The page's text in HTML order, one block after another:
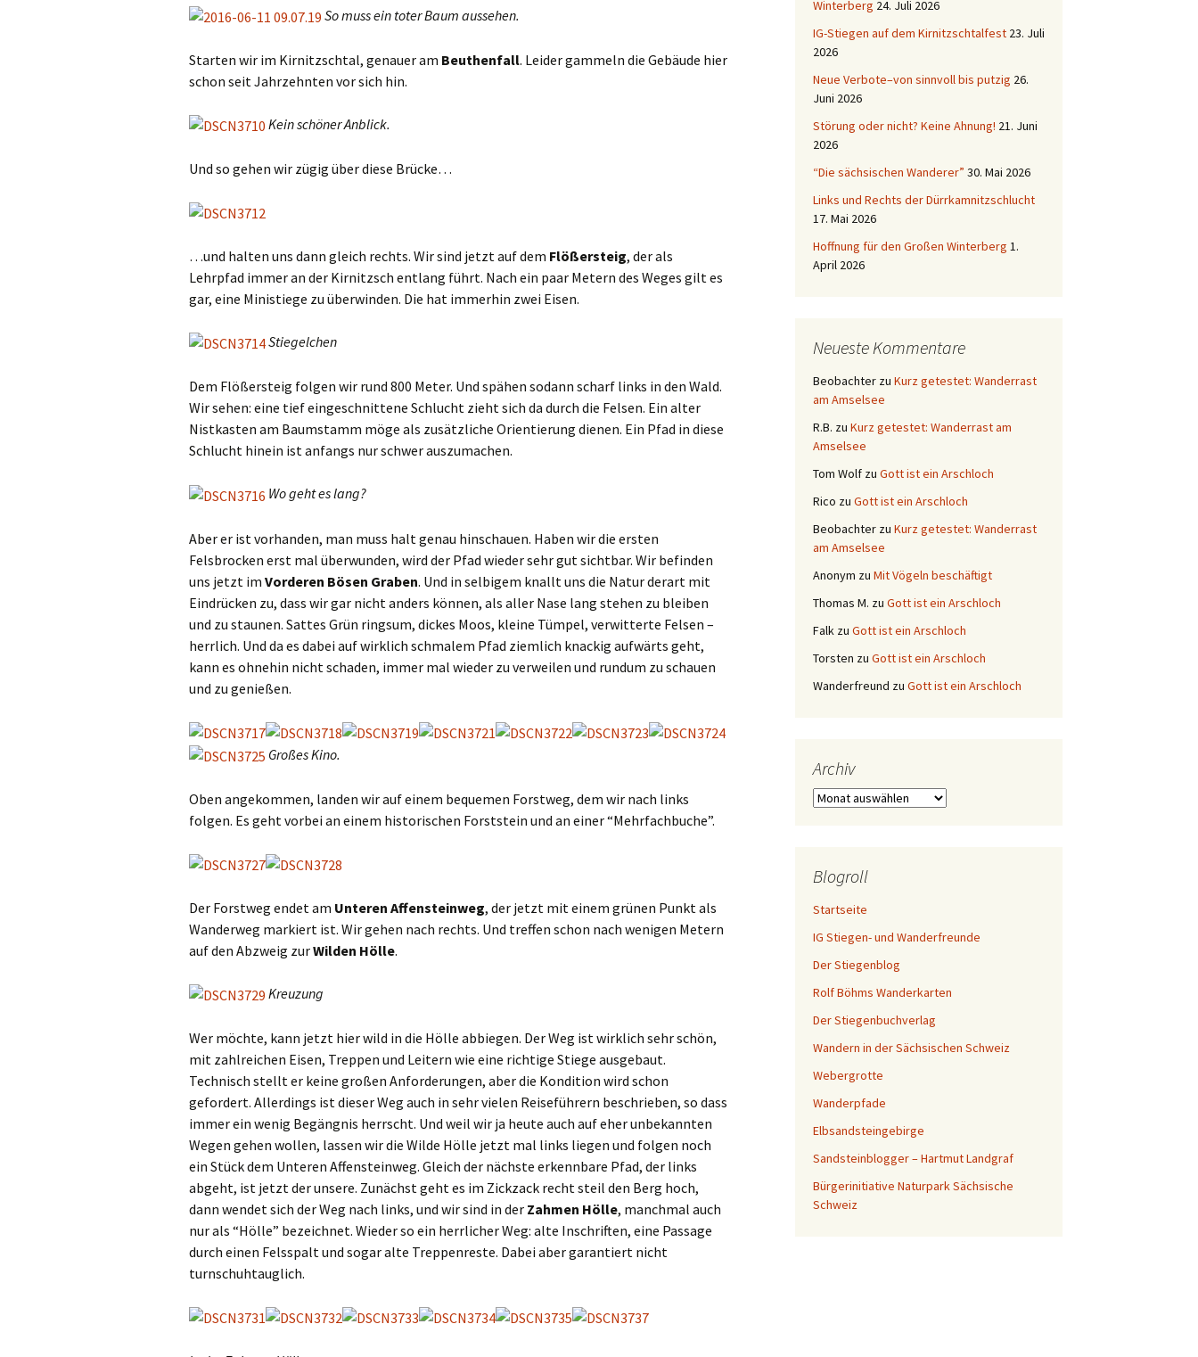
So muss ein toter Baum aussehen.
Starten wir im Kirnitzschtal, genauer am Beuthenfall. Leider gammeln die Gebäude hier
schon seit Jahrzehnten vor sich hin.
Kein schöner Anblick.
Und so gehen wir zügig über diese Brücke…
…und halten uns dann gleich rechts. Wir sind jetzt auf dem Flößersteig, der als
Lehrpfad immer an der Kirnitzsch entlang führt. Nach ein paar Metern des Weges gilt es
gar, eine Ministiege zu überwinden. Die hat immerhin zwei Eisen.
Stiegelchen
Dem Flößersteig folgen wir rund 800 Meter. Und spähen sodann scharf links in den Wald.
Wir sehen: eine tief eingeschnittene Schlucht zieht sich da durch die Felsen. Ein alter
Nistkasten am Baumstamm möge als zusätzliche Orientierung dienen. Ein Pfad in diese
Schlucht hinein ist anfangs nur schwer auszumachen.
Wo geht es lang?
Aber er ist vorhanden, man muss halt genau hinschauen. Haben wir die ersten
Felsbrocken erst mal überwunden, wird der Pfad wieder sehr gut sichtbar. Wir befinden
uns jetzt im Vorderen Bösen Graben. Und in selbigem knallt uns die Natur derart mit
Eindrücken zu, dass wir gar nicht anders können, als aller Nase lang stehen zu bleiben
und zu staunen. Sattes Grün ringsum, dickes Moos, kleine Tümpel, verwitterte Felsen –
herrlich. Und da es dabei auf wirklich schmalem Pfad ziemlich knackig aufwärts geht,
kann es ohnehin nicht schaden, immer mal wieder zu verweilen und rundum zu schauen
und zu genießen.
Großes Kino.
Oben angekommen, landen wir auf einem bequemen Forstweg, dem wir nach links
folgen. Es geht vorbei an einem historischen Forststein und an einer “Mehrfachbuche”.
Der Forstweg endet am Unteren Affensteinweg, der jetzt mit einem grünen Punkt als
Wanderweg markiert ist. Wir gehen nach rechts. Und treffen schon nach wenigen Metern
auf den Abzweig zurWilden Hölle.
Kreuzung
Wer möchte, kann jetzt hier wild in die Hölle abbiegen. Der Weg ist wirklich sehr schön,
mit zahlreichen Eisen, Treppen und Leitern wie eine richtige Stiege ausgebaut.
Technisch stellt er keine großen Anforderungen, aber die Kondition wird schon
gefordert. Allerdings ist dieser Weg auch in sehr vielen Reiseführern beschrieben, so dass
immer ein wenig Begängnis herrscht. Und weil wir ja heute auch auf eher unbekannten
Wegen gehen wollen, lassen wir die Wilde Hölle jetzt mal links liegen und folgen noch
ein Stück dem Unteren Affensteinweg. Gleich der nächste erkennbare Pfad, der links
abgeht, ist jetzt der unsere. Zunächst geht es im Zickzack recht steil den Berg hoch,
dann wendet sich der Weg nach links, und wir sind in der Zahmen Hölle, manchmal auch
nur als “Hölle” bezeichnet. Wieder so ein herrlicher Weg: alte Inschriften, eine Passage
durch einen Felsspalt und sogar alte Treppenreste. Dabei aber garantiert nicht
turnschuhtauglich.
Winterberg 24. Juli 2026
IG-Stiegen auf dem Kirnitzschtalfest 23. Juli
2026
Neue Verbote–von sinnvoll bis putzig 26.
Juni 2026
Störung oder nicht? Keine Ahnung! 21. Juni
2026
“Die sächsischen Wanderer” 30. Mai 2026
Links und Rechts der Dürrkamnitzschlucht
17. Mai 2026
Hoffnung für den Großen Winterberg 1.
April 2026
Neueste Kommentare
Beobachter zu Kurz getestet: Wanderrast
am Amselsee
R.B. zu Kurz getestet: Wanderrast am
Amselsee
Tom Wolf zu Gott ist ein Arschloch
Rico zu Gott ist ein Arschloch
Beobachter zu Kurz getestet: Wanderrast
am Amselsee
Anonym zu Mit Vögeln beschäftigt
Thomas M. zu Gott ist ein Arschloch
Falk zu Gott ist ein Arschloch
Torsten zu Gott ist ein Arschloch
Wanderfreund zu Gott ist ein Arschloch
Archiv
Archiv
Blogroll
Startseite
IG Stiegen- und Wanderfreunde
Der Stiegenblog
Rolf Böhms Wanderkarten
Der Stiegenbuchverlag
Wandern in der Sächsischen Schweiz
Webergrotte
Wanderpfade
Elbsandsteingebirge
Sandsteinblogger – Hartmut Landgraf
Bürgerinitiative Naturpark Sächsische
Schweiz